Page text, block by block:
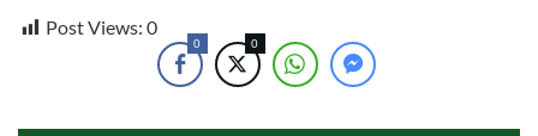
Post Views: 0
0 0